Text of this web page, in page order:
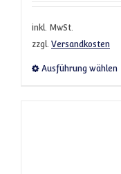
inkl. MwSt.
zzgl. Versandkosten
Ausführung wählen